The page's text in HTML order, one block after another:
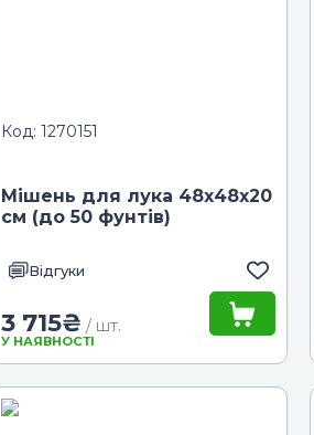
Код: 1270151
Мішень для лука 48х48х20
см (до 50 фунтів)
Відгуки
3 715₴ / шт.
У НАЯВНОСТІ